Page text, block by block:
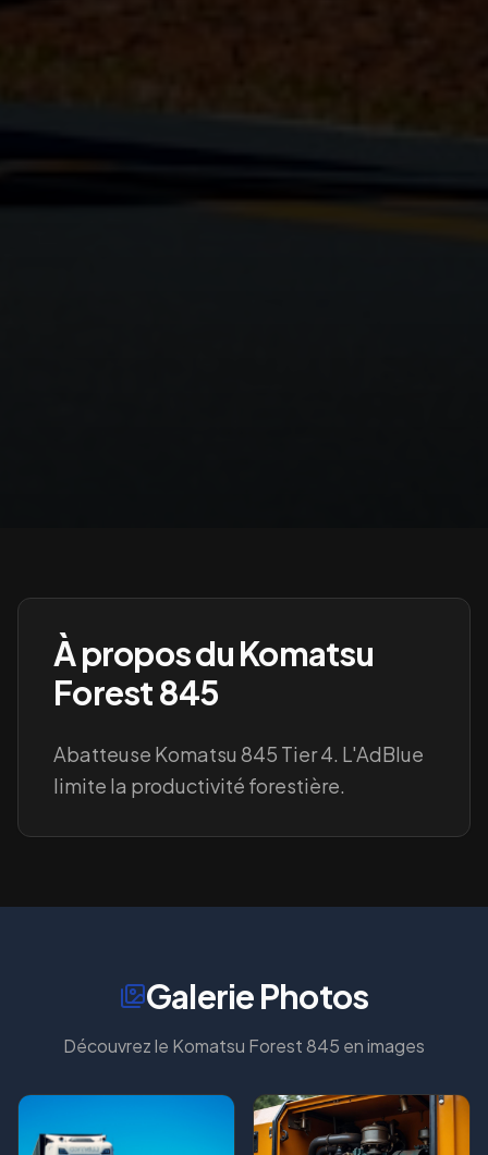
À propos duKomatsu
Forest 845
Abatteuse Komatsu 845 Tier 4. L'AdBlue
limite la productivité forestière.
Galerie Photos
Découvrez le Komatsu Forest 845 en images